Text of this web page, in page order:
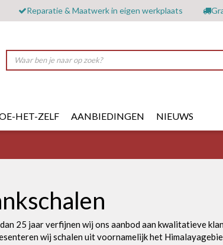
Reparatie & Maatwerk in eigen werkplaats
HET-ZELF AANBIEDINGEN NIEUWS
25 jaar verfijnen wij ons aanbod aan kwalitatieve
wij schalen uit voornamelijk het